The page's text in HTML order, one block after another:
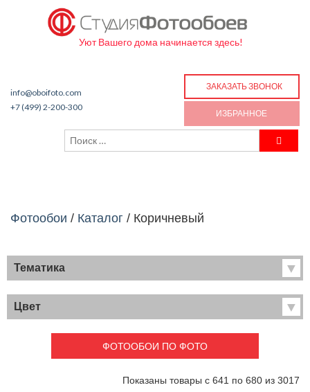
Уют Вашего дома начинается здесь!
info@oboifoto.com
+7 (499) 2-200-300
ЗАКАЗАТЬ ЗВОНОК
ИЗБРАННОЕ
Фотообои / Каталог / Коричневый
Тематика
Хиты продаж
Фрески
Детские
Карты
Перспектива
Города
Живопись
Цвет
ФОТООБОИ ПО ФОТО
Показаны товары с 641 по 680 из 3017